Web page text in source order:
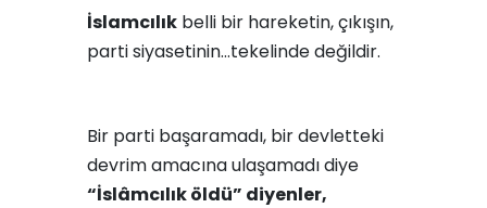
İslamcılık belli bir hareketin, çıkışın,
parti siyasetinin…tekelinde değildir.
Bir parti başaramadı, bir devletteki
devrim amacına ulaşamadı diye
“İslâmcılık öldü” diyenler,